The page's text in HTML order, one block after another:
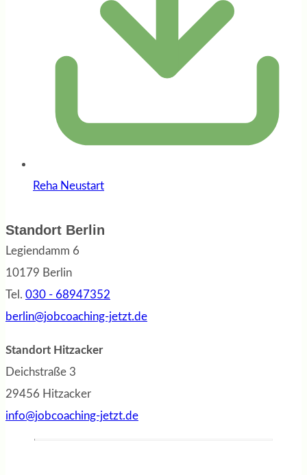
Reha Neustart
Standort Berlin
Legiendamm 6
10179 Berlin
Tel. 030 - 68947352
berlin@jobcoaching-jetzt.de
Standort Hitzacker
Deichstraße 3
29456 Hitzacker
info@jobcoaching-jetzt.de